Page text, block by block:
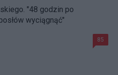
"48 godzin po
wyciągnąć"
85